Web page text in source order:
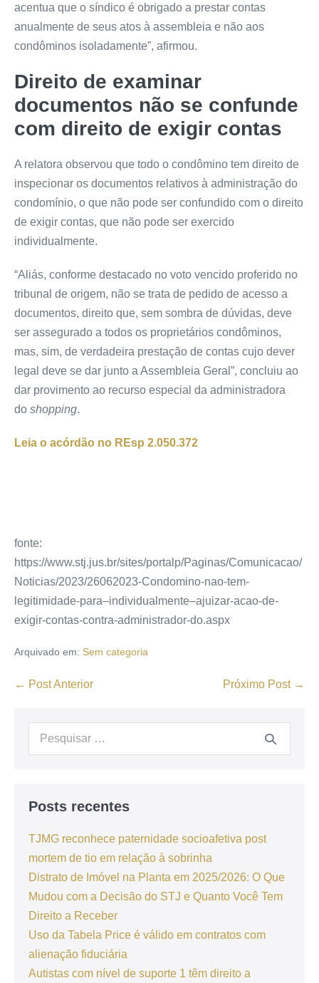
acentua que o síndico é obrigado a prestar contas
anualmente de seus atos à assembleia e não aos
condôminos isoladamente”, afirmou.
Direito de examinar
documentos não se confunde
com direito de exigir contas
A relatora observou que todo o condômino tem direito de
inspecionar os documentos relativos à administração do
condomínio, o que não pode ser confundido com o direito
de exigir contas, que não pode ser exercido
individualmente.
“Aliás, conforme destacado no voto vencido proferido no
tribunal de origem, não se trata de pedido de acesso a
documentos, direito que, sem sombra de dúvidas, deve
ser assegurado a todos os proprietários condôminos,
mas, sim, de verdadeira prestação de contas cujo dever
legal deve se dar junto a Assembleia Geral”, concluiu ao
dar provimento ao recurso especial da administradora
do shopping.
Leia o acórdão no REsp 2.050.372
fonte:
https://www.stj.jus.br/sites/portalp/Paginas/Comunicacao/
Noticias/2023/26062023-Condomino-nao-tem-
legitimidade-para–individualmente–ajuizar-acao-de-
exigir-contas-contra-administrador-do.aspx
Arquivado em: Sem categoria
← Post Anterior Próximo Post →
Posts recentes
TJMG reconhece paternidade socioafetiva post
mortem de tio em relação à sobrinha
Distrato de Imóvel na Planta em 2025/2026: O Que
Mudou com a Decisão do STJ e Quanto Você Tem
Direito a Receber
Uso da Tabela Price é válido em contratos com
alienação fiduciária
Autistas com nível de suporte 1 têm direito a